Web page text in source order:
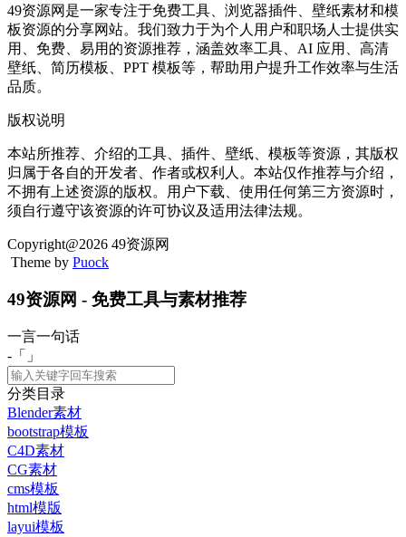
49资源网是一家专注于免费工具、浏览器插件、壁纸素材和模
板资源的分享网站。我们致力于为个人用户和职场人士提供实
用、免费、易用的资源推荐，涵盖效率工具、AI 应用、高清
壁纸、简历模板、PPT 模板等，帮助用户提升工作效率与生活
品质。
版权说明
本站所推荐、介绍的工具、插件、壁纸、模板等资源，其版权
归属于各自的开发者、作者或权利人。本站仅作推荐与介绍，
不拥有上述资源的版权。用户下载、使用任何第三方资源时，
须自行遵守该资源的许可协议及适用法律法规。
Copyright@2026 49资源网
Theme by Puock
49资源网 - 免费工具与素材推荐
一言一句话
-「
」
分类目录
Blender素材
bootstrap模板
C4D素材
CG素材
cms模板
html模版
layui模板